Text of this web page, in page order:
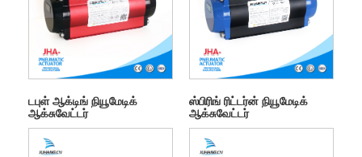
டபுள் ஆக்டிங் நியூமேடிக்
ஆக்சுவேட்டர்
ஸ்பிரிங் ரிட்டர்ன் நியூமேடிக்
ஆக்சுவேட்டர்